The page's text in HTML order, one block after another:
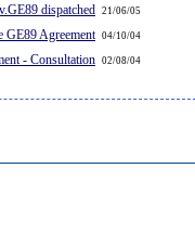
21/06/05
dispatched...
04/10/04
GE89 Agreement
02/08/04
- Consultation